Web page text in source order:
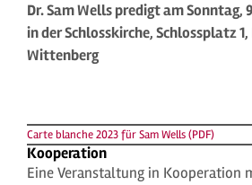
Dr. Sam Wells predigt am Sonntag,
in der Schlosskirche, Schlossplatz
Wittenberg
Carte blanche 2023 für Sam Wells (PDF)
Kooperation
Eine Veranstaltung in Kooperation